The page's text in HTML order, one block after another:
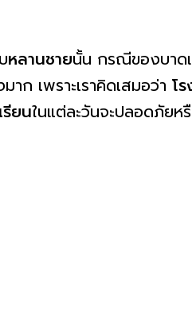
หลานชายนั้น กรณีของบาด
ก เพราะเราคิดเสมอว่า โ
รียนในแต่ละวันจะปลอดภัยห